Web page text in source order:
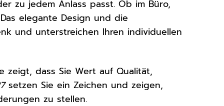
zu jedem Anlass passt. Ob im Büro,
elegante Design und die
und unterstreichen Ihren individuellen
zeigt, dass Sie Wert auf Qualität,
setzen Sie ein Zeichen und zeigen,
zu stellen.